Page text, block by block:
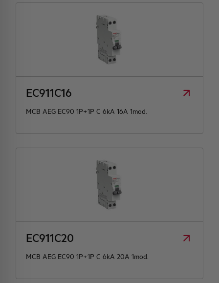
EC911C16
MCB AEG EC90 1P+1P C 6kA 16A 1mod.
EC911C20
MCB AEG EC90 1P+1P C 6kA 20A 1mod.